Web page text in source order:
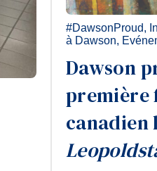
#DawsonProud,
à Dawson,
Dawson
première
canadien